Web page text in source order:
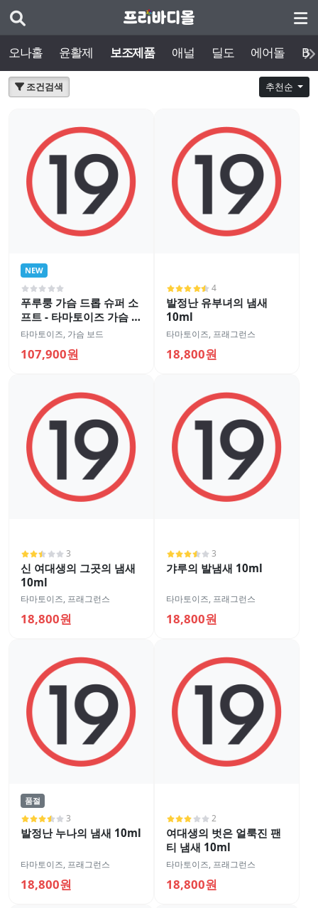
오나홀 윤활제 보조제품 애널 딜도 에어돌
조건검색 추천순
NEW
푸루룽 가슴 드롭 슈퍼 소
프트 - 타마토이즈 가슴 보
드용
타마토이즈, 가슴 보드
107,900원
4
발정난 유부녀의 냄새
10ml
타마토이즈, 프래그런스
18,800원
3
신 여대생의 그곳의 냄새
10ml
타마토이즈, 프래그런스
18,800원
3
갸루의 발냄새 10ml
타마토이즈, 프래그런스
18,800원
품절
3
발정난 누나의 냄새 10ml
타마토이즈, 프래그런스
18,800원
2
여대생의 벗은 얼룩진 팬
티 냄새 10ml
타마토이즈, 프래그런스
18,800원